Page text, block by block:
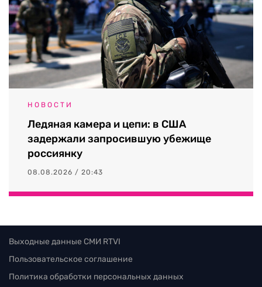
НОВОСТИ
Ледяная камера и цепи: в США
задержали запросившую убежище
россиянку
08.08.2026 / 20:43
Выходные данные СМИ RTVI
Пользовательское соглашение
Политика обработки персональных данных